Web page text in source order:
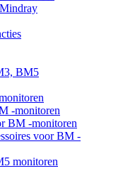
BM5
-monitoren
BM -monitoren
voor BM -
monitoren